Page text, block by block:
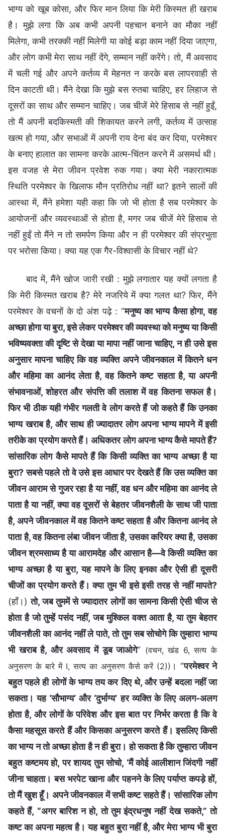
भाग्य को खूब कोसा, और फिर मान लिया कि मेरी किस्मत ही खराब
है। मुझे लगा कि अब कभी अपनी पहचान बनाने का मौका नहीं
मिलेगा, कभी तरक्की नहीं मिलेगी या कोई बड़ा काम नहीं दिया जाएगा,
और लोग कभी मेरा साथ नहीं देंगे, सम्मान नहीं करेंगे। तो, मैं अवसाद
में चली गई और अपने कर्तव्य में मेहनत न करके बस लापरवाही से
दिन काटती थी। मैंने देखा कि मुझे बस रुतबा चाहिए, हर लिहाज से
दूसरों का साथ और सम्मान चाहिए। जब चीजें मेरे हिसाब से नहीं हुईं,
तो मैं अपनी बदकिस्मती की शिकायत करने लगी, कर्तव्य में उत्साह
खत्म हो गया, और सभाओं में अपनी राय देना बंद कर दिया, परमेश्वर
के बनाए हालात का सामना करके आत्म-चिंतन करने में असमर्थ थी।
इस वजह से मेरा जीवन प्रवेश रुक गया। क्या मेरी नकारात्मक
स्थिति परमेश्वर के खिलाफ मौन प्रतिरोध नहीं था? इतने सालों की
आस्था में, मैंने हमेशा यही कहा कि जो भी होता है सब परमेश्वर के
आयोजनों और व्यवस्थाओं से होता है, मगर जब चीजें मेरे हिसाब से
नहीं हुईं तो मैंने न तो समर्पण किया और न ही परमेश्वर की संप्रभुता
पर भरोसा किया। क्या यह एक गैर-विश्वासी के विचार नहीं थे?
बाद में, मैंने खोज जारी रखी : मुझे लगातार यह क्यों लगता है
कि मेरी किस्मत खराब है? मेरे नजरिये में क्या गलत था? फिर, मैंने
परमेश्वर के वचनों के दो अंश पढ़े : “मनुष्य का भाग्य कैसा होगा, वह
अच्छा होगा या बुरा, इसे लेकर परमेश्वर की व्यवस्था को मनुष्य या किसी
भविष्यवक्ता की दृष्टि से देखा या मापा नहीं जाना चाहिए, न ही उसे इस
अनुसार मापना चाहिए कि वह व्यक्ति अपने जीवनकाल में कितने धन
और महिमा का आनंद लेता है, वह कितने कष्ट सहता है, या अपनी
संभावनाओं, शोहरत और संपत्ति की तलाश में वह कितना सफल है।
फिर भी ठीक यही गंभीर गलती वे लोग करते हैं जो कहते हैं कि उनका
भाग्य खराब है, और साथ ही ज्यादातर लोग अपना भाग्य मापने में इसी
तरीके का प्रयोग करते हैं। अधिकतर लोग अपना भाग्य कैसे मापते हैं?
सांसारिक लोग कैसे मापते हैं कि किसी व्यक्ति का भाग्य अच्छा है या
बुरा? सबसे पहले तो वे उसे इस आधार पर देखते हैं कि उस व्यक्ति का
जीवन आराम से गुजर रहा है या नहीं, वह धन और मह‍िमा का आनंद ले
पाता है या नहीं, क्या वह दूसरों से बेहतर जीवनशैली के साथ जी पाता
है, अपने जीवनकाल में वह कितने कष्ट सहता है और कितना आनंद ले
पाता है, वह कितना लंबा जीवन जीता है, उसका करियर क्या है, उसका
जीवन श्रमसाध्य है या आरामदेह और आसान है—वे किसी व्यक्ति का
भाग्य अच्छा है या बुरा, यह मापने के लिए इनका और ऐसी ही दूसरी
चीजों का प्रयोग करते हैं। क्या तुम भी इसे इसी तरह से नहीं मापते?
(हाँ।)तो, जब तुममें से ज्यादातर लोगों का सामना किसी ऐसी चीज से
होता है जो तुम्हें पसंद नहीं, जब मुश्किल वक्‍त आता है, या तुम बेहतर
जीवनशैली का आनंद नहीं ले पाते, तो तुम सब सोचोगे कि तुम्हारा भाग्य
भी खराब है, और अवसाद में डूब जाओगे” (वचन, खंड 6, सत्य के
अनुसरण के बारे में I, सत्य का अनुसरण कैसे करें (2)) । “परमेश्वर ने
बहुत पहले ही लोगों के भाग्य तय कर दिए थे, और उन्‍हें बदला नहीं जा
सकता। यह ‘सौभाग्‍य’ और ‘दुर्भाग्‍य’ हर व्यक्ति के लिए अलग-अलग
होता है, और लोगों के परिवेश और इस बात पर निर्भर करता है कि वे
कैसा महसूस करते हैं और किसका अनुसरण करते हैं। इसलिए किसी
का भाग्य न तो अच्छा होता है न ही बुरा। हो सकता है कि तुम्‍हारा जीवन
बहुत कष्‍टमय हो, पर शायद तुम सोचो, ‘मैं कोई आलीशान जिंदगी नहीं
जीना चाहता। बस भरपेट खाना और पहनने के लिए पर्याप्त कपड़े हों,
तो मैं खुश हूँ। अपने जीवनकाल में सभी कष्ट सहते हैं। सांसारिक लोग
कहते हैं, “अगर बारिश न हो, तो तुम इंद्रधनुष नहीं देख सकते,” तो
कष्ट का अपना महत्‍व है। यह बहुत बुरा नहीं है, और मेरा भाग्य भी बुरा